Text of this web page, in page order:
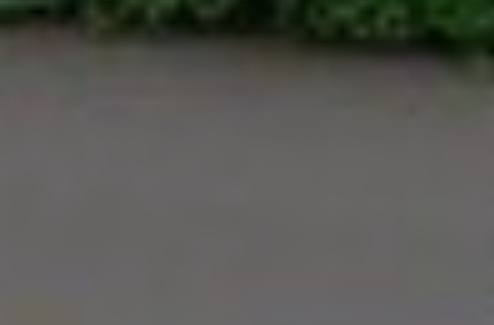
Google Analytics